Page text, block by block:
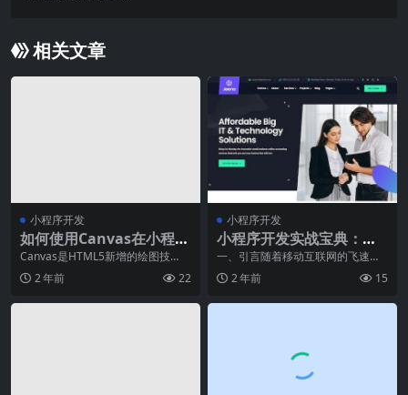
相关文章
小程序开发
如何使用Canvas在小程序
中绘制图形？
Canvas是HTML5新增的绘图技
术，而小程序是基于微信生态的轻
应用开发平台。
2 年前 22
小程序开发
小程序开发实战宝典：从
需求到上线全流程解析
一、引言随着移动互联网的飞速发
展，小程序以其轻便、快捷、跨平
台的特性，逐渐成为了
2 年前 15